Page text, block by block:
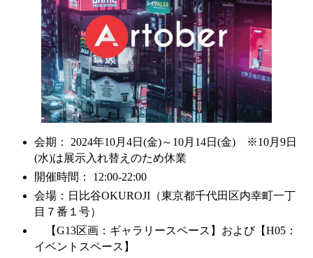
会期： 2024年10月4日(金)～10月14日(金) ※10月9日
(水)は展示入れ替えのため休業
開催時間： 12:00-22:00
会場：日比谷OKUROJI（東京都千代田区内幸町一丁
目７番１号）
【G13区画：ギャラリースペース】および【H05：
イベントスペース】